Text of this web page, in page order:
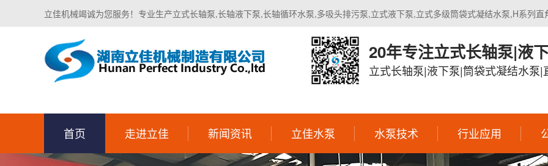
立佳机械竭诚为您服务！专业生产立式长轴泵,长轴液下泵,长轴循环水泵,多吸头排污泵,立式液下泵,立式多级筒袋式凝结水泵,H系列直
20年专注立式长轴泵|液
立式长轴泵|液下泵|筒袋式凝结水泵|
首页 走进立佳 新闻资讯 立佳水泵 水泵技术 行业应用